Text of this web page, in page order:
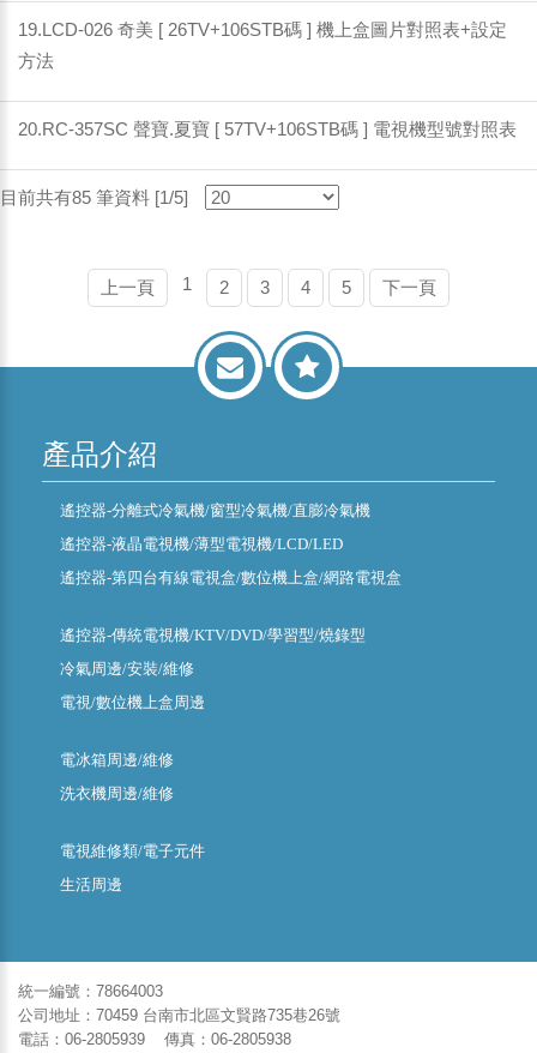
19.LCD-026 奇美 [ 26TV+106STB碼 ] 機上盒圖片對照表+設定
方法
20.RC-357SC 聲寶.夏寶 [ 57TV+106STB碼 ] 電視機型號對照表
目前共有85 筆資料 [1/5]
上一頁 1 2 3 4 5 下一頁
產品介紹
遙控器-分離式冷氣機/窗型冷氣機/直膨冷氣機
遙控器-液晶電視機/薄型電視機/LCD/LED
遙控器-第四台有線電視盒/數位機上盒/網路電視盒
遙控器-傳統電視機/KTV/DVD/學習型/燒錄型
冷氣周邊/安裝/維修
電視/數位機上盒周邊
電冰箱周邊/維修
洗衣機周邊/維修
電視維修類/電子元件
生活周邊
統一編號：78664003
公司地址：70459 台南市北區文賢路735巷26號
電話：06-2805939 傳真：06-2805938